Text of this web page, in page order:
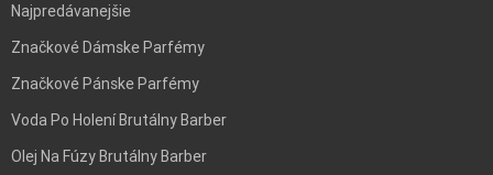
Najpredávanejšie
Značkové Dámske Parfémy
Značkové Pánske Parfémy
Voda Po Holení Brutálny Barber
Olej Na Fúzy Brutálny Barber